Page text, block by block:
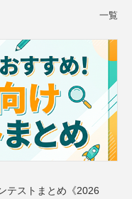
一覧
テストまとめ《2026